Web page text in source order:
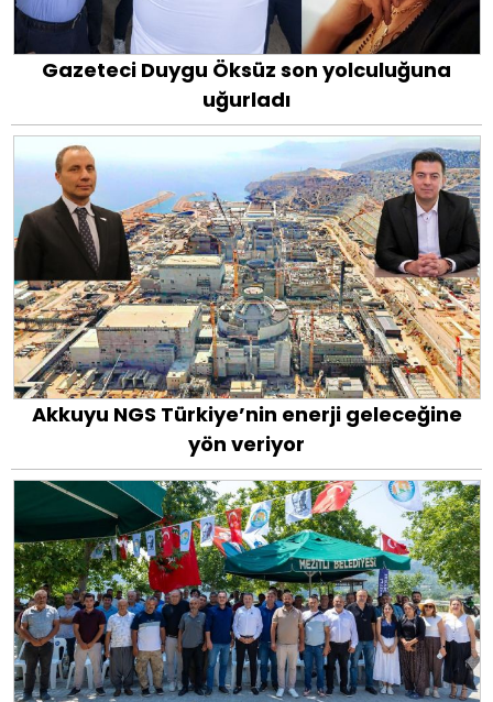
Gazeteci Duygu Öksüz son yolculuğuna
uğurladı
Akkuyu NGS Türkiye’nin enerji geleceğine
yön veriyor